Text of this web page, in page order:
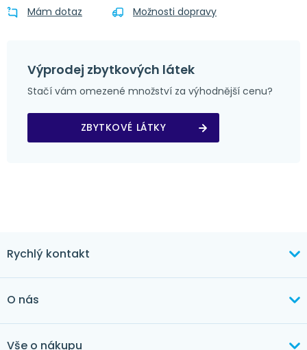
Mám dotaz Možnosti dopravy
Výprodej zbytkových látek
Stačí vám omezené množství za výhodnější cenu?
ZBYTKOVÉ LÁTKY
Rychlý kontakt
O nás
Vše o nákupu